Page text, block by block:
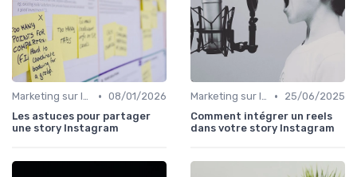
Marketing sur les Réseaux Sociaux • 08/01/2026
Les astuces pour partager
une story Instagram
Marketing sur les Réseaux Sociaux •
25/06/2025
Comment intégrer un reels
dans votre story Instagram